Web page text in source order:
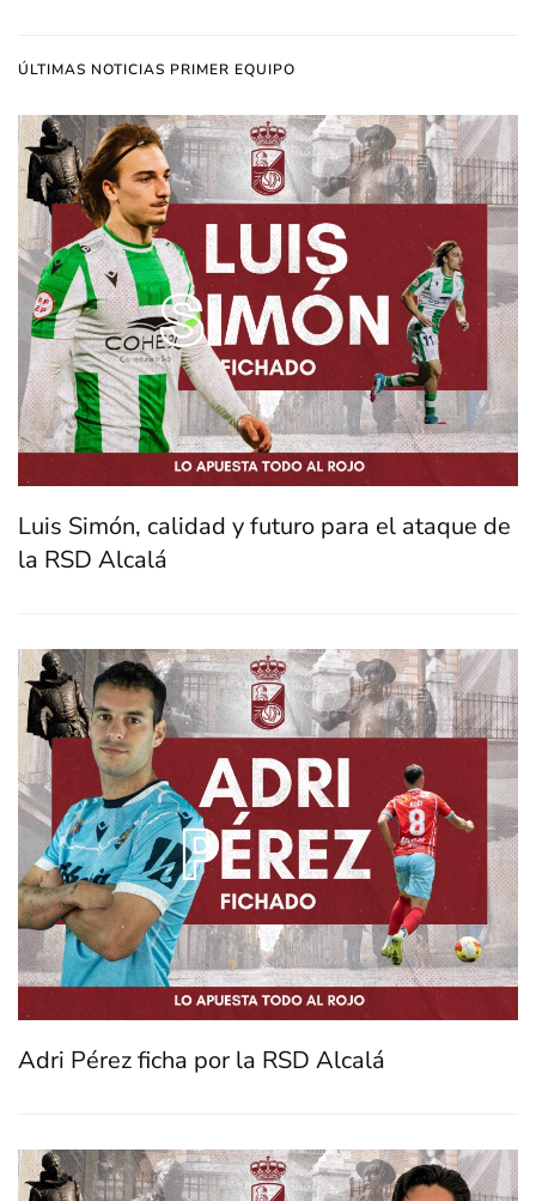
ÚLTIMAS NOTICIAS PRIMER EQUIPO
Luis Simón, calidad y futuro para el ataque de
la RSD Alcalá
Adri Pérez ficha por la RSD Alcalá